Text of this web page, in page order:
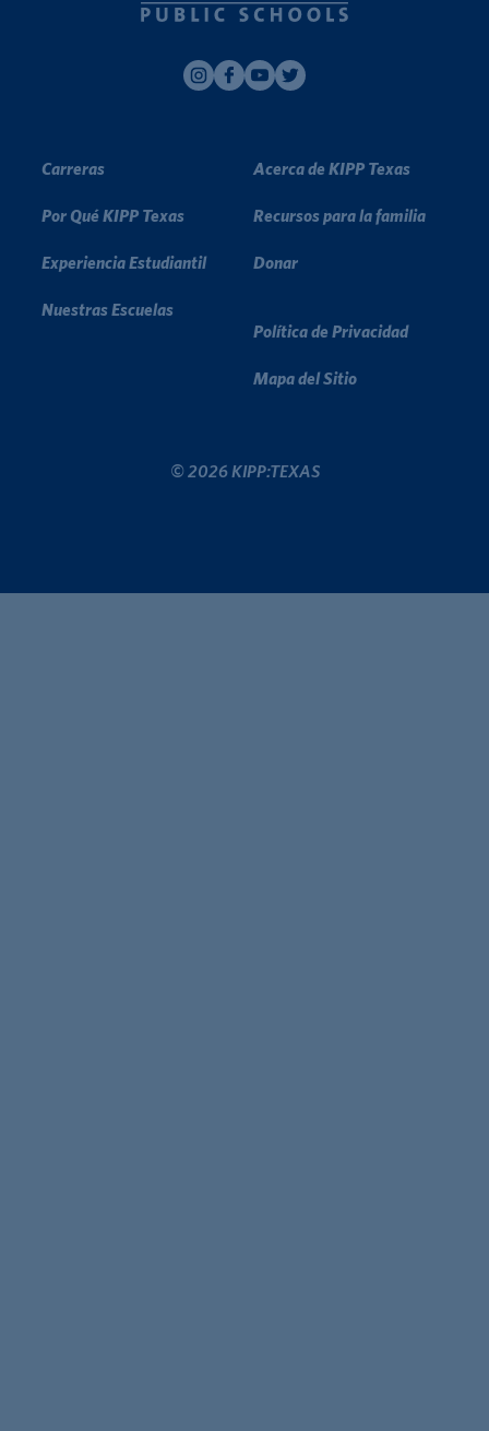
Carreras
Por Qué KIPP Texas
Experiencia Estudiantil
Nuestras Escuelas
Acerca de KIPP Texas
Recursos para la familia
Donar
Política de Privacidad
Mapa del Sitio
© 2026 KIPP:TEXAS